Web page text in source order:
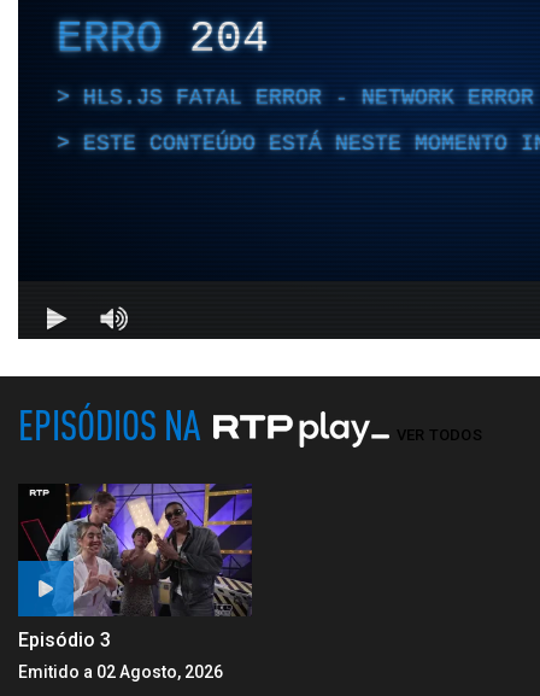
EPISÓDIOS NA VER TODOS
Episódio 3
Emitido a 02 Agosto, 2026